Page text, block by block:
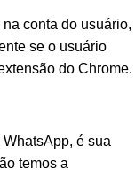
conta do usuário,
se o usuário
do Chrome.
é sua
temos a